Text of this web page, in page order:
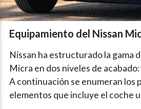
Equipamiento del Nissan
Nissan ha estructurado la gama
Micra en dos niveles de acabado:
A continuación se enumeran los
elementos que incluye el coche